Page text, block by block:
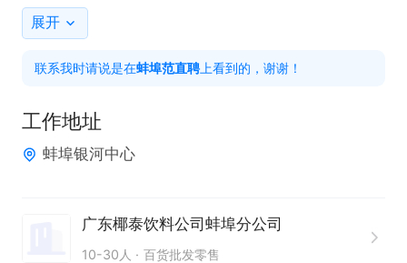
2.有志从事饮料或销售行业的工作；
4.对工作有热诚，吃苦耐劳，勇于挑战，有责任心；
工作时间：8.00-18.00（午休2小时）
到的 谢谢
展开
联系我时请说是在蚌埠范直聘 上看到的，谢谢！
工作地址
蚌埠银河中心
广东椰泰饮料公司蚌埠分公司
10-30人 百货批发零售